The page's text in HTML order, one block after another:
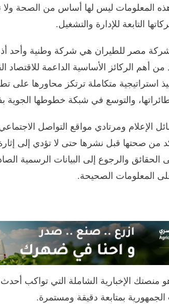
هذه المعلومات ليس لها أساس من الصحة ولا
التابعة للإدارة والتشغيل.
مصر للطيران هي شركة وطنية وأحد
من أهم الركائز الأساسية الداعمة
استراتيجية متكاملة ترتكز محاورها
والتوسع في شبكة خطوطها الجوية
الإعلام ومرتادي مواقع التواصل
من صحتها قبل نشرها حتى لا تؤدي إلى
الحقائق والرجوع إلى البيانات الرسمية
المعلومات الصحيحة.
منصتك الإخبارية الشاملة التي تواكب
الجمهورية بمتابعة دقيقة ومستمرة.